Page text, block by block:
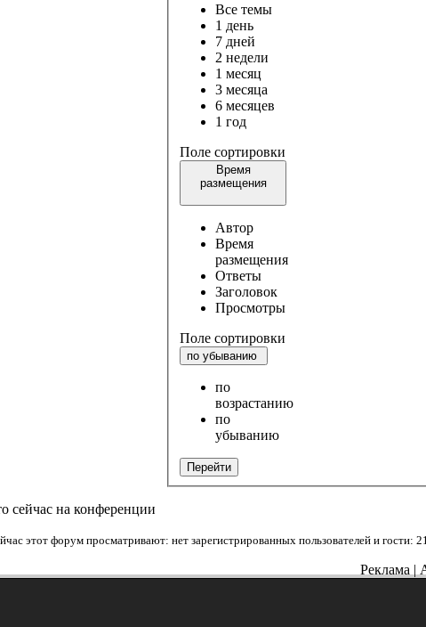
Все темы
1 день
7 дней
2 недели
1 месяц
3 месяца
6 месяцев
1 год
Поле сортировки
Время
размещения
Автор
Время
размещения
Ответы
Заголовок
Просмотры
Поле сортировки
по убыванию
по
возрастанию
по
убыванию
Перейти
сейчас на конференции
этот форум просматривают: нет зарегистрированных пользователей и гости:
Реклама |